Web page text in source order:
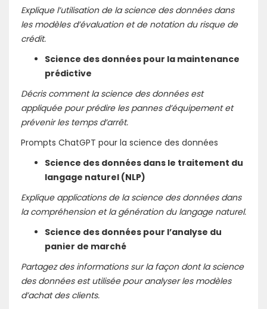
Explique l’utilisation de la science des données dans
les modèles d’évaluation et de notation du risque de
crédit.
Science des données pour la maintenance
prédictive
Décris comment la science des données est
appliquée pour prédire les pannes d’équipement et
prévenir les temps d’arrêt.
Prompts ChatGPT pour la science des données
Science des données dans le traitement du
langage naturel (NLP)
Explique applications de la science des données dans
la compréhension et la génération du langage naturel.
Science des données pour l’analyse du
panier de marché
Partagez des informations sur la façon dont la science
des données est utilisée pour analyser les modèles
d’achat des clients.